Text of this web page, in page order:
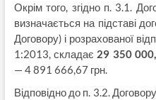
Окрім того, згідно п. 3.1.
визначається на підставі
Договору) і розрахованої
1:2013, складає 29 350
— 4 891 666,67 грн.
Відповідно до п. 3.2.